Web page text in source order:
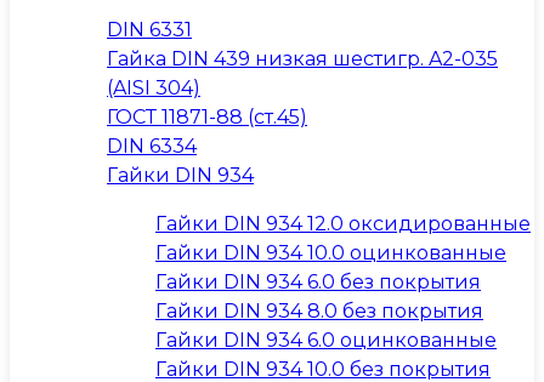
DIN 6331
Гайка DIN 439 низкая шестигр. A2-035
(AISI 304)
ГОСТ 11871-88 (ст.45)
DIN 6334
Гайки DIN 934
Гайки DIN 934 12.0 оксидированные
Гайки DIN 934 10.0 оцинкованные
Гайки DIN 934 6.0 без покрытия
Гайки DIN 934 8.0 без покрытия
Гайки DIN 934 6.0 оцинкованные
Гайки DIN 934 10.0 без покрытия